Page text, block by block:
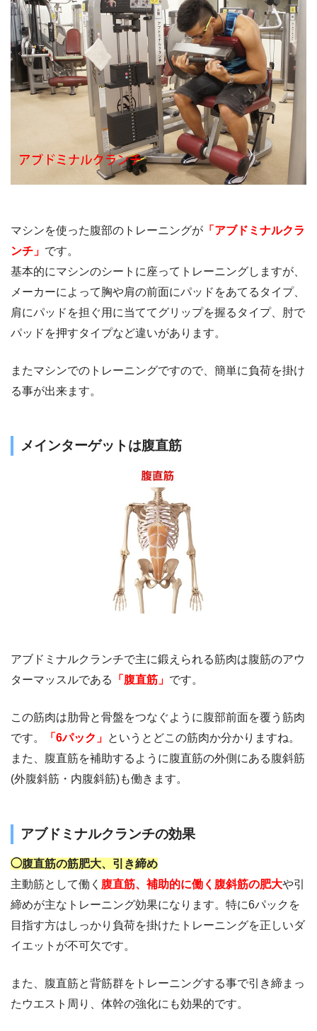
マシンを使った腹部のトレーニングが 「アブドミナルクラ
ンチ」 です。
基本的にマシンのシートに座ってトレーニングしますが、
メーカーによって胸や肩の前面にパッドをあてるタイプ、
肩にパッドを担ぐ用に当ててグリップを握るタイプ、肘で
パッドを押すタイプなど違いがあります。
またマシンでのトレーニングですので、簡単に負荷を掛け
る事が出来ます。
メインターゲットは腹直筋
アブドミナルクランチで主に鍛えられる筋肉は腹筋のアウ
ターマッスルである
「腹直筋」 です。
この筋肉は肋骨と骨盤をつなぐように腹部前面を覆う筋肉
です。
「6パック」 というとどこの筋肉か分かりますね。
また、腹直筋を補助するように腹直筋の外側にある腹斜筋
(外腹斜筋・内腹斜筋)も働きます。
アブドミナルクランチの効果
◯腹直筋の筋肥大、引き締め
主動筋として働く 腹直筋、補助的に働く腹斜筋の肥大や引
締めが主なトレーニング効果になります。特に6パックを
目指す方はしっかり負荷を掛けたトレーニングを正しいダ
イエットが不可欠です。
また、腹直筋と背筋群をトレーニングする事で引き締まっ
たウエスト周り、体幹の強化にも効果的です。